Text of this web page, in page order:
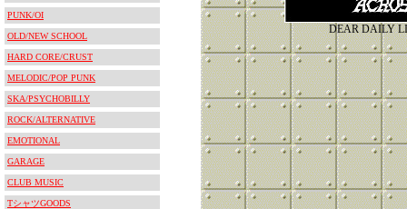
PUNK/OI
OLD/NEW SCHOOL
HARD CORE/CRUST
MELODIC/POP PUNK
SKA/PSYCHOBILLY
ROCK/ALTERNATIVE
EMOTIONAL
GARAGE
CLUB MUSIC
TシャツGOODS
DEAR DAILY